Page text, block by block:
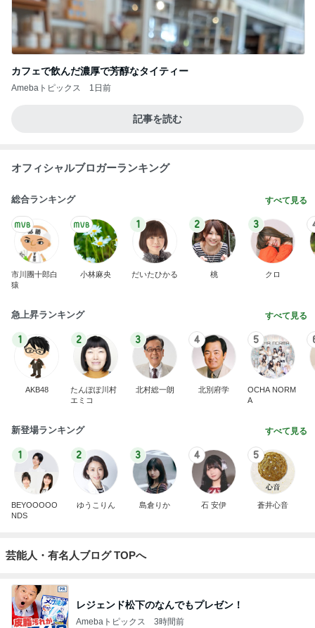
カフェで飲んだ濃厚で芳醇なタイティー
Amebaトピックス 1日前
記事を読む
オフィシャルブロガーランキング
総合ランキング すべて見る
市川團十郎白
猿
小林麻央
1
だいたひかる
2
桃
3
クロ
急上昇ランキング すべて見る
1
AKB48
2
たんぽぽ川村
エミコ
3
北村総一朗
4
北別府学
5
OCHA NORM
A
新登場ランキング すべて見る
1
BEYOOOOO
NDS
2
ゆうこりん
3
島倉りか
4
石 安伊
5
蒼井心音
芸能人・有名人ブログ TOPへ
レジェンド松下のなんでもプレゼン！
Amebaトピックス 3時間前